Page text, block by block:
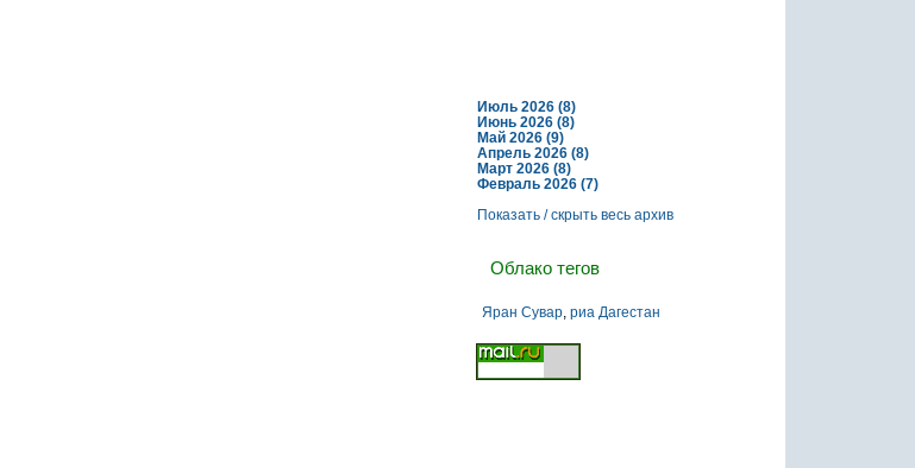
Июль 2026 (8)
Июнь 2026 (8)
Май 2026 (9)
Апрель 2026 (8)
Март 2026 (8)
Февраль 2026 (7)
Показать / скрыть весь архив
Облако тегов
Яран Сувар, риа Дагестан